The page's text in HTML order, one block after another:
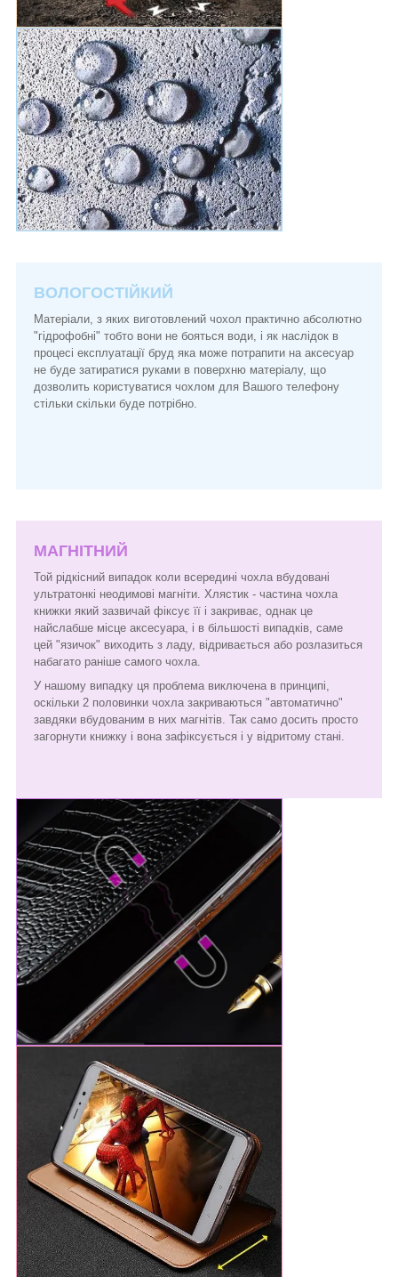
ВОЛОГОСТІЙКИЙ
Матеріали, з яких виготовлений чохол практично абсолютно
"гідрофобні" тобто вони не бояться води, і як наслідок в
процесі експлуатації бруд яка може потрапити на аксесуар
не буде затиратися руками в поверхню матеріалу, що
дозволить користуватися чохлом для Вашого телефону
стільки скільки буде потрібно.
МАГНІТНИЙ
Той рідкісний випадок коли всередині чохла вбудовані
ультратонкі неодимові магніти. Хлястик - частина чохла
книжки який зазвичай фіксує її і закриває, однак це
найслабше місце аксесуара, і в більшості випадків, саме
цей "язичок" виходить з ладу, відривається або розлазиться
набагато раніше самого чохла.
У нашому випадку ця проблема виключена в принципі,
оскільки 2 половинки чохла закриваються "автоматично"
завдяки вбудованим в них магнітів. Так само досить просто
загорнути книжку і вона зафіксується і у відритому стані.